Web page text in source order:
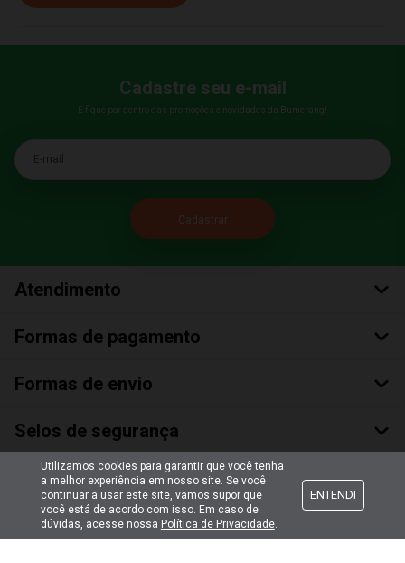
Cadastre seu e-mail
E fique por dentro das promoções e novidades da Bumerang!
E-mail
Atendimento
Formas de pagamento
Formas de envio
Selos de segurança
Utilizamos cookies para garantir que você tenha
a melhor experiência em nosso site. Se você
continuar a usar este site, vamos supor que
você está de acordo com isso. Em caso de
dúvidas, acesse nossa Política de Privacidade.
ENTENDI